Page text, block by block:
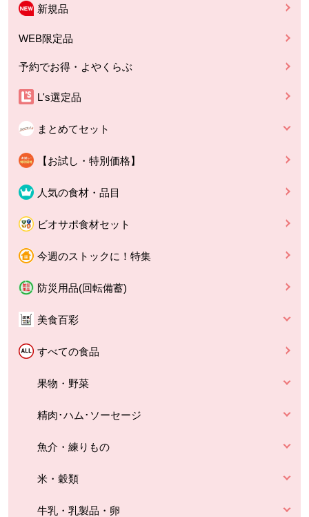
新規品
WEB限定品
予約でお得・よやくらぶ
L's選定品
まとめてセット
【お試し・特別価格】
人気の食材・品目
ビオサポ食材セット
今週のストックに！特集
防災用品(回転備蓄)
美食百彩
すべての食品
果物・野菜
精肉･ハム･ソーセージ
魚介・練りもの
米・穀類
牛乳・乳製品・卵